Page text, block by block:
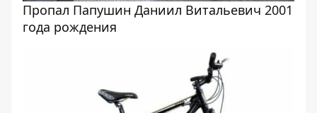
Пропал Папушин Даниил Витальевич 2001
года рождения